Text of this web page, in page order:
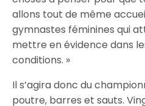
allons tout de même
gymnastes féminines qui
mettre en évidence dans
conditions. »
Il s’agira donc du
poutre, barres et sauts.